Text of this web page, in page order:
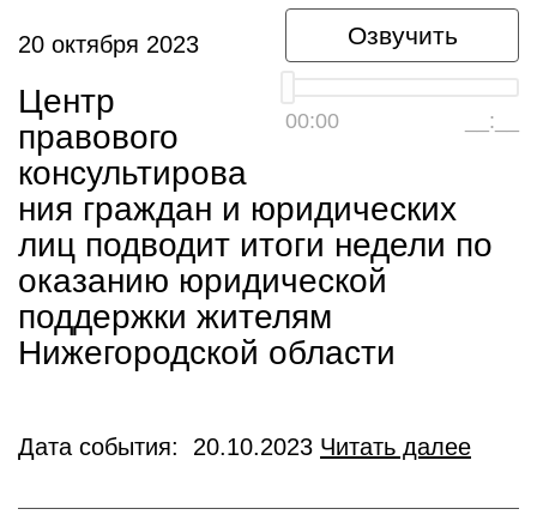
Озвучить
00:00 __:__
20 октября 2023
Центр
правового
консультирова
ния граждан и юридических
лиц подводит итоги недели по
оказанию юридической
поддержки жителям
Нижегородской области
Дата события: 20.10.2023 Читать далее